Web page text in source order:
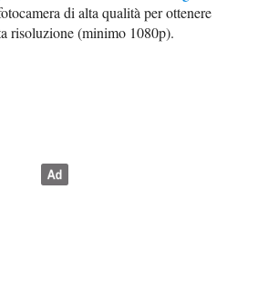
di alta qualità per ottenere
risoluzione (minimo 1080p).